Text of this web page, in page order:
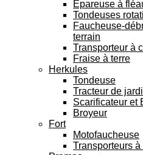
Épareuse à
Tondeuses
Faucheuse-
terrain
Transporteur à
Fraise à terre
Herkules
Tondeuse
Tracteur de
Scarificateur et
Broyeur
Fort
Motofaucheuse
Transporteurs